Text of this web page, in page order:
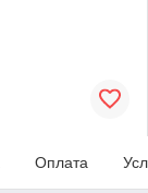
Оплата